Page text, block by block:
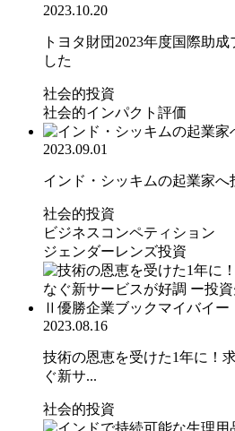
2023.10.20
トヨタ財団2023年度国際助
した
社会的投資
社会的インパクト評価
2023.09.01
インド・シッキムの起業家へ
社会的投資
ビジネスコンペティション
ジェンダーレンズ投資
2023.08.16
技術の恩恵を受けた1年に！
ぐ新サ...
社会的投資